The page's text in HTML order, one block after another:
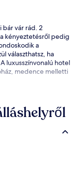
bár vár rád. 2
kényeztetésről pedig
a
választhatsz, ha
luxusszínvonalú hotel
medence melletti